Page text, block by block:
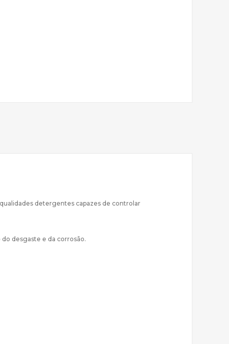
detergentes capazes de controlar
desgaste e da corrosão.